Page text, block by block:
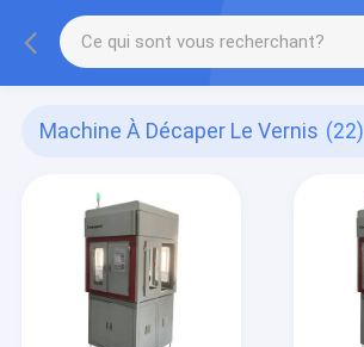
Machine À Décaper Le Vernis (22)